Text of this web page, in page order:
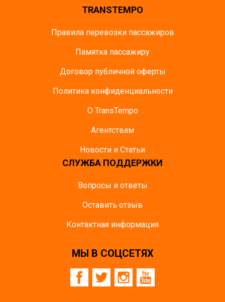
TRANSTEMPO
Правила перевозки пассажиров
Памятка пасcажиру
Договор публичной оферты
Политика конфиденциальности
О TransTempo
Агентствам
Новости и Статьи
СЛУЖБА ПОДДЕРЖКИ
Вопросы и ответы
Оставить отзыв
Контактная информация
МЫ В СОЦСЕТЯХ